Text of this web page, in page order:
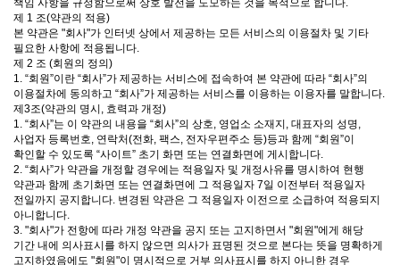
책임 사항을 규정함으로써 상호 발전을 도모하는 것을 목적으로 합니다.
제 1 조(약관의 적용)
본 약관은 "회사"가 인터넷 상에서 제공하는 모든 서비스의 이용절차 및 기타
필요한 사항에 적용됩니다.
제 2 조 (회원의 정의)
1. “회원”이란 “회사”가 제공하는 서비스에 접속하여 본 약관에 따라 “회사”의
이용절차에 동의하고 “회사”가 제공하는 서비스를 이용하는 이용자를 말합니다.
제3조(약관의 명시, 효력과 개정)
1. “회사”는 이 약관의 내용을 “회사”의 상호, 영업소 소재지, 대표자의 성명,
사업자 등록번호, 연락처(전화, 팩스, 전자우편주소 등)등과 함께 “회원”이
확인할 수 있도록 “사이트” 초기 화면 또는 연결화면에 게시합니다.
2. “회사”가 약관을 개정할 경우에는 적용일자 및 개정사유를 명시하여 현행
약관과 함께 초기화면 또는 연결화면에 그 적용일자 7일 이전부터 적용일자
전일까지 공지합니다. 변경된 약관은 그 적용일자 이전으로 소급하여 적용되지
아니합니다.
3. "회사"가 전항에 따라 개정 약관을 공지 또는 고지하면서 "회원"에게 해당
기간 내에 의사표시를 하지 않으면 의사가 표명된 것으로 본다는 뜻을 명확하게
고지하였음에도 "회원"이 명시적으로 거부 의사표시를 하지 아니한 경우